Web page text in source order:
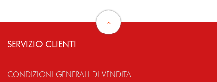
SERVIZIO CLIENTI
CONDIZIONI GENERALI DI VENDITA